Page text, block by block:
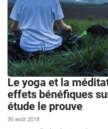
Le yoga et la
effets bénéfiques
étude le prouve
30 août 2018